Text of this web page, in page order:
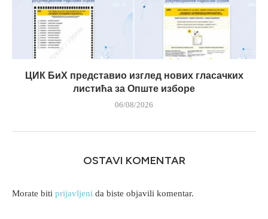
ЦИК БиХ представио изглед нових гласачких
листића за Опште изборе
06/08/2026
OSTAVI KOMENTAR
Morate biti prijavljeni da biste objavili komentar.